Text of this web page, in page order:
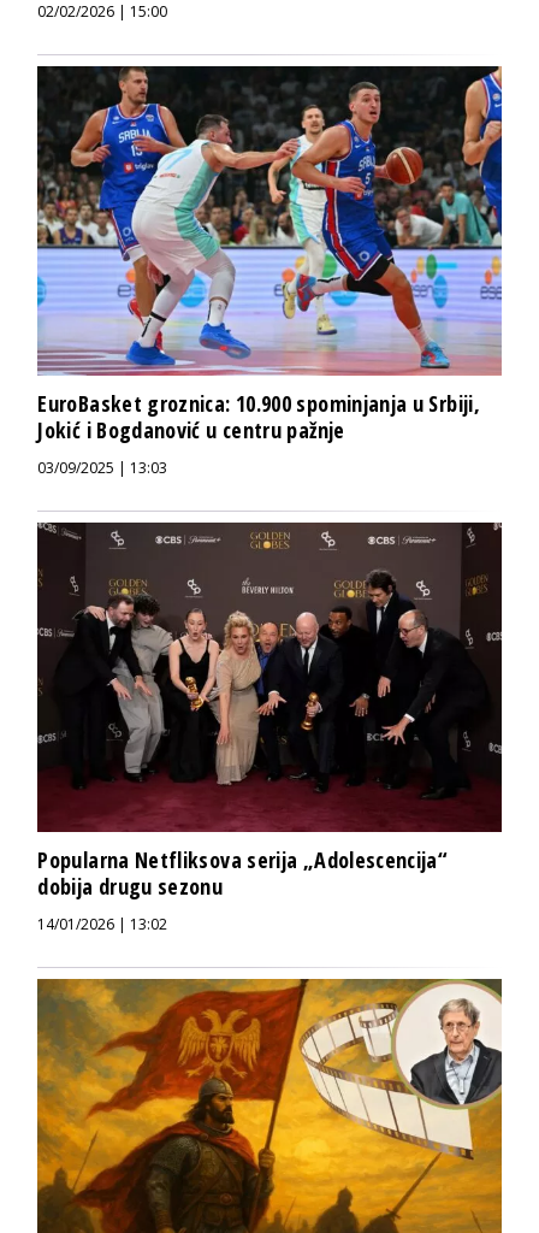
02/02/2026 | 15:00
EuroBasket groznica: 10.900 spominjanja u Srbiji,
Jokić i Bogdanović u centru pažnje
03/09/2025 | 13:03
Popularna Netfliksova serija „Adolescencija“
dobija drugu sezonu
14/01/2026 | 13:02